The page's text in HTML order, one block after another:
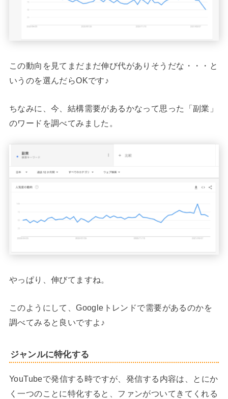
この動向を見てまだまだ伸び代がありそうだな・・・と
いうのを選んだらOKです♪
ちなみに、今、結構需要があるかなって思った「副業」
のワードを調べてみました。
やっぱり、伸びてますね。
このようにして、Googleトレンドで需要があるのかを
調べてみると良いですよ♪
ジャンルに特化する
YouTubeで発信する時ですが、発信する内容は、とにか
く一つのことに特化すると、ファンがついてきてくれる